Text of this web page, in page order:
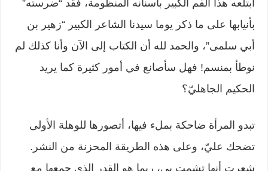
ابتلعه هذا الفم الكبير بأسنانه المنظومة، فقد “ضرسته”
بأنيابها على ما ذكر يوما سيدنا الشاعر الكبير “زهير بن
أبي سلمى”، والحمد لله أن الكتاب إلى الآن وأنا كذلك لم
نوطأ بمنسم! فهل سأصانع في أمور كثيرة كما يريد
الحكيم الجاهليّ؟
تبدو المرأة ضاحكة بملء فيها، أتصورها للوهلة الأولى
تضحك عليّ، وعلى هذه الطريقة المحزنة من النشر.
شعرت أنها تشمت بي، ربما هو القدر الذي جمعها مع